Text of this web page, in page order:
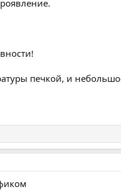
печкой, и